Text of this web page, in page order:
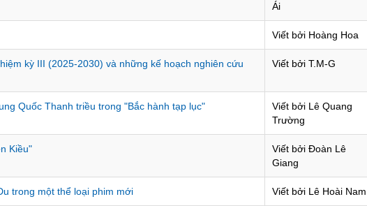
Ái
Viết bởi Hoàng Hoa
kỳ III (2025-2030) và những kế hoạch nghiên cứu
Viết bởi T.M-G
Quốc Thanh triều trong "Bắc hành tạp lục"
Viết bởi Lê Quang
Trường
Kiều"
Viết bởi Đoàn Lê
Giang
trong một thể loại phim mới Viết bởi Lê Hoài Nam